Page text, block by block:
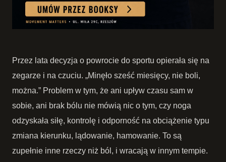
Przez lata decyzja o powrocie do sportu opierała się na
zegarze i na czuciu. „Minęło sześć miesięcy, nie boli,
można.” Problem w tym, że ani upływ czasu sam w
sobie, ani brak bólu nie mówią nic o tym, czy noga
odzyskała siłę, kontrolę i odporność na obciążenie typu
zmiana kierunku, lądowanie, hamowanie. To są
zupełnie inne rzeczy niż ból, i wracają w innym tempie.